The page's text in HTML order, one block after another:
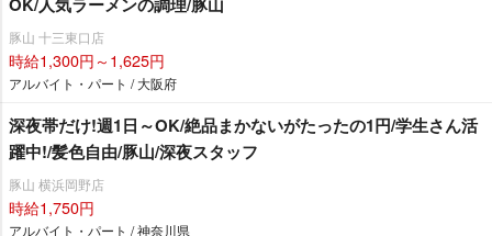
豚山 十三東口店
時給1,300円～1,625円
アルバイト・パート / 大阪府
深夜帯だけ!週1日～OK/絶品まかないがたったの1円/学生さん活
躍中!/髪色自由/豚山/深夜スタッフ
豚山 横浜岡野店
時給1,750円
アルバイト・パート / 神奈川県